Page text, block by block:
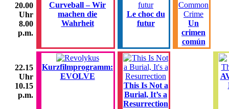
20.00
Uhr
8.00
p.m.
Curveball – Wir
machen die
Wahrheit
Le choc du
futur
Un
crimen
común
22.15
Uhr
10.15
p.m.
Kurzfilmprogramm:
EVOLVE
This Is Not a
Burial, It’s a
Resurrection